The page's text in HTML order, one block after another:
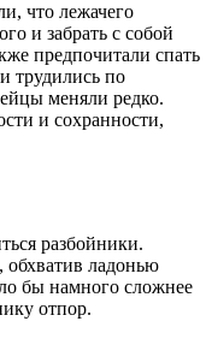
что лежачего
и забрать с собой
предпочитали спать
трудились по
меняли редко.
и сохранности,
разбойники.
обхватив ладонью
бы намного сложнее
отпор.